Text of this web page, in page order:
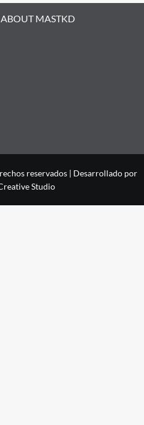
ABOUT MASTKD